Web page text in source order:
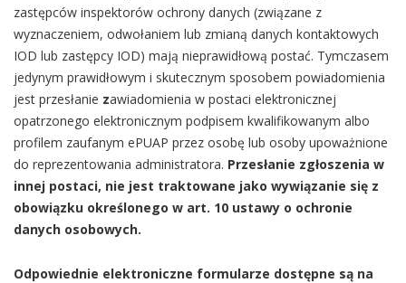
zastępców inspektorów ochrony danych (związane z
wyznaczeniem, odwołaniem lub zmianą danych kontaktowych
IOD lub zastępcy IOD) mają nieprawidłową postać. Tymczasem
jedynym prawidłowym i skutecznym sposobem powiadomienia
jest przesłanie zawiadomienia w postaci elektronicznej
opatrzonego elektronicznym podpisem kwalifikowanym albo
profilem zaufanym ePUAP przez osobę lub osoby upoważnione
do reprezentowania administratora. Przesłanie zgłoszenia w
innej postaci, nie jest traktowane jako wywiązanie się z
obowiązku określonego w art. 10 ustawy o ochronie
danych osobowych.
Odpowiednie elektroniczne formularze dostępne są na